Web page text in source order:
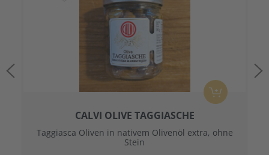
CALVI OLIVE TAGGIASCHE
Taggiasca Oliven in nativem Olivenöl extra, ohne
Stein